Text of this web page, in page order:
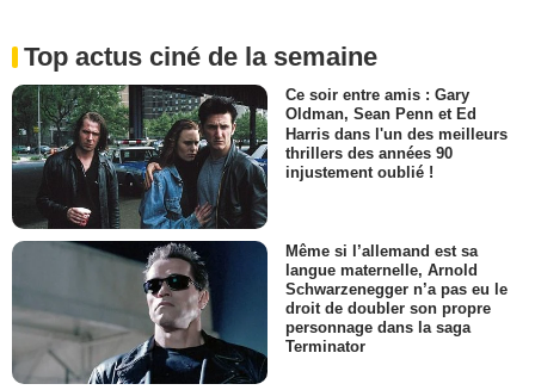
Top actus ciné de la semaine
Ce soir entre amis : Gary
Oldman, Sean Penn et Ed
Harris dans l'un des meilleurs
thrillers des années 90
injustement oublié !
Même si l’allemand est sa
langue maternelle, Arnold
Schwarzenegger n’a pas eu le
droit de doubler son propre
personnage dans la saga
Terminator